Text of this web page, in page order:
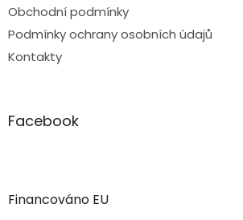
Obchodní podmínky
Podmínky ochrany osobních údajů
Kontakty
Facebook
Financováno EU